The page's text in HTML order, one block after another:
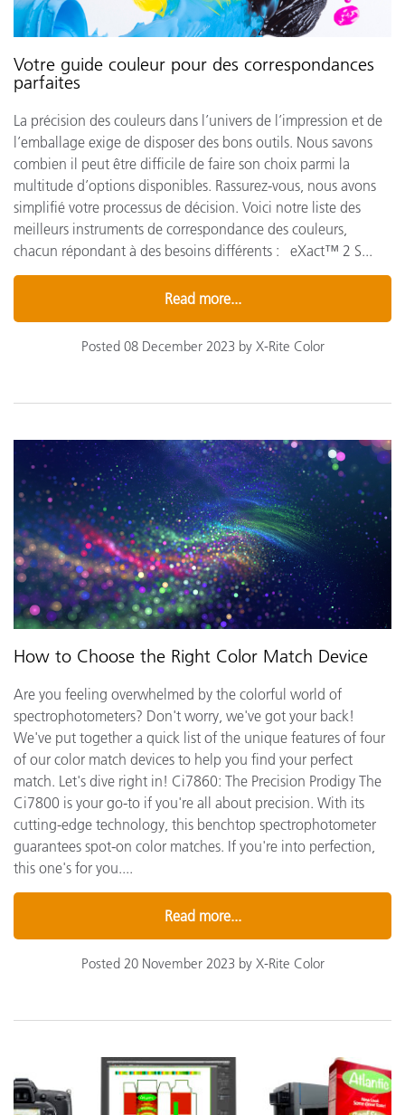
Votre guide couleur pour des correspondances
parfaites
La précision des couleurs dans l’univers de l’impression et de
l’emballage exige de disposer des bons outils. Nous savons
combien il peut être difficile de faire son choix parmi la
multitude d’options disponibles. Rassurez-vous, nous avons
simplifié votre processus de décision. Voici notre liste des
meilleurs instruments de correspondance des couleurs,
chacun répondant à des besoins différents : eXact™ 2 S...
Read more...
Posted 08 December 2023 by X-Rite Color
How to Choose the Right Color Match Device
Are you feeling overwhelmed by the colorful world of
spectrophotometers? Don't worry, we've got your back!
We've put together a quick list of the unique features of four
of our color match devices to help you find your perfect
match. Let's dive right in! Ci7860: The Precision Prodigy The
Ci7800 is your go-to if you're all about precision. With its
cutting-edge technology, this benchtop spectrophotometer
guarantees spot-on color matches. If you're into perfection,
this one's for you....
Read more...
Posted 20 November 2023 by X-Rite Color